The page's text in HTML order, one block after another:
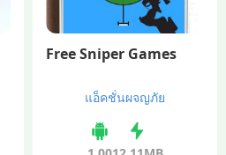
Free Sniper Games
แอ็คชั่นผจญภัย